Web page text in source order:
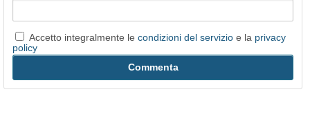
Accetto integralmente le condizioni del servizio e la privacy
policy